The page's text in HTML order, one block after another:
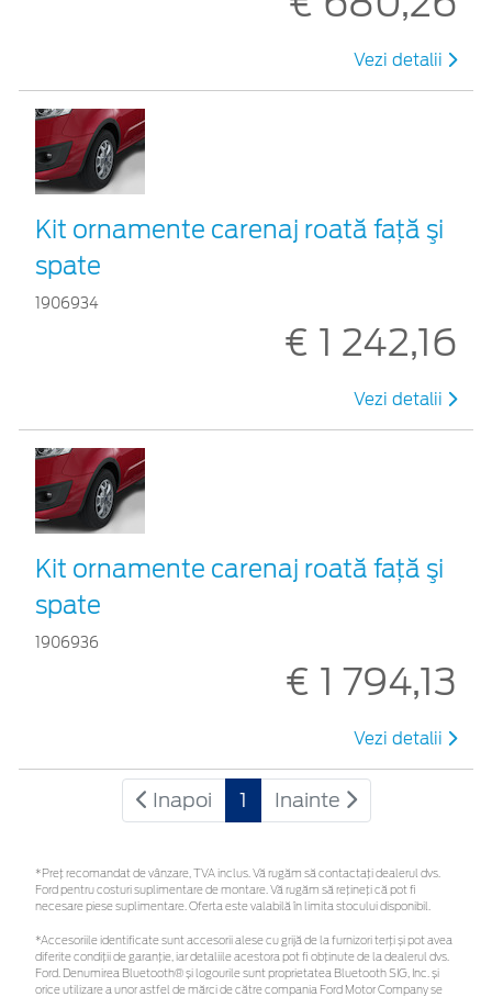
Vezi detalii
Kit ornamente carenaj roată faţă şi
spate
1906934
€ 1 242,16
Vezi detalii
Kit ornamente carenaj roată faţă şi
spate
1906936
€ 1 794,13
Vezi detalii
Inapoi 1 Inainte
*Preţ recomandat de vânzare, TVA inclus. Vă rugăm să contactaţi dealerul dvs.
Ford pentru costuri suplimentare de montare. Vă rugăm să rețineți că pot fi
necesare piese suplimentare. Oferta este valabilă în limita stocului disponibil.
*Accesoriile identificate sunt accesorii alese cu grijă de la furnizori terți și pot avea
diferite condiții de garanție, iar detaliile acestora pot fi obținute de la dealerul dvs.
Ford. Denumirea Bluetooth® și logourile sunt proprietatea Bluetooth SIG, Inc. și
orice utilizare a unor astfel de mărci de către compania Ford Motor Company se